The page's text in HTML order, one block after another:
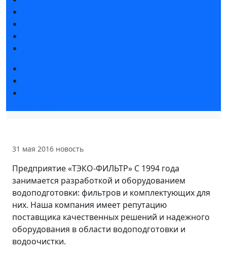
31 мая 2016 новость
Предприятие «ТЭКО-ФИЛЬТР» С 1994 года
занимается разработкой и оборудованием
водоподготовки: фильтров и комплектующих для
них. Наша компания имеет репутацию
поставщика качественных решений и надежного
оборудования в области водоподготовки и
водоочистки.